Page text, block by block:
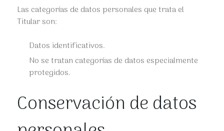
Las categorías de datos personales que trata el
Titular son:
Datos identificativos.
No se tratan categorías de datos especialmente
protegidos.
Conservación de datos